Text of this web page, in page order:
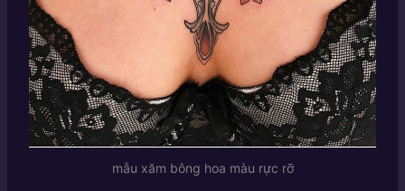
mẫu xăm bông hoa màu rực rỡ